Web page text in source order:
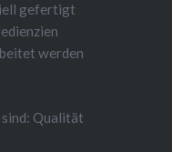
gefertigt
werden
Qualität